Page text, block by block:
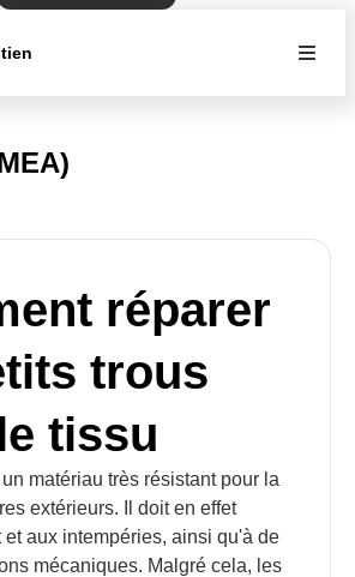
réparer
trous
tissu
matériau très résistant pour la
extérieurs. Il doit en effet
et aux intempéries, ainsi qu'à de
mécaniques. Malgré cela, les